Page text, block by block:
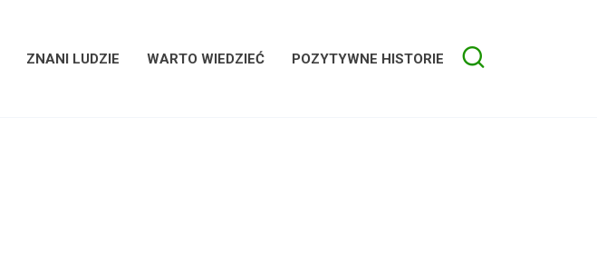
ZNANI LUDZIE WARTO WIEDZIEĆ POZYTYWNE HISTORIE